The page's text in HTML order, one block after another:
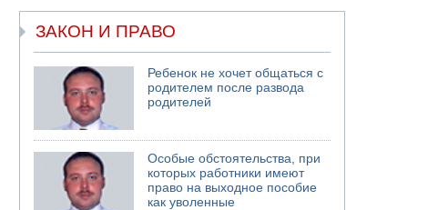
подозреваемого в коррупционных
отношениях с Йоавом Элиаси
07.08.2026 17:51
БАГАЦ отказался заморозить лишение
налоговых льгот для уклонистов-харедим
07.08.2026 17:48
В Иерусалиме водитель врезался в забор и
серьезно пострадал
ЗАКОН И ПРАВО
Ребенок не хочет общаться с
родителем после развода
родителей
Особые обстоятельства, при
которых работники имеют
право на выходное пособие
как уволенные